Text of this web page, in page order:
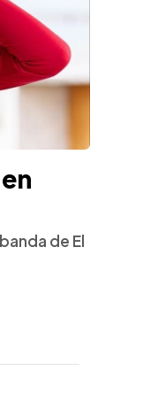
de El